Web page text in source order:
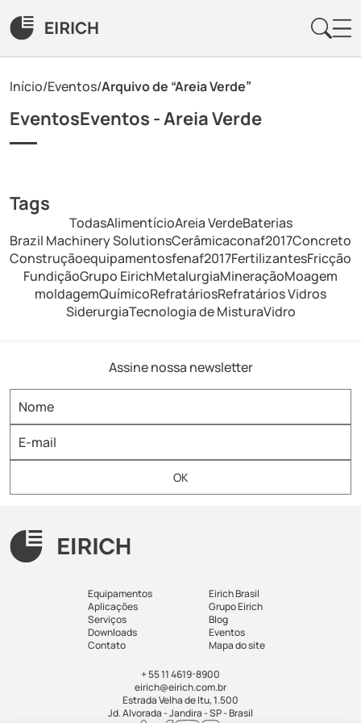
Início/Eventos/Arquivo de “Areia Verde”
EventosEventos -Areia Verde
Tags
TodasAlimentícioAreia VerdeBaterias
Brazil Machinery SolutionsCerâmicaconaf2017Concreto
Construçãoequipamentosfenaf2017FertilizantesFricção
FundiçãoGrupo EirichMetalurgiaMineraçãoMoagem
moldagemQuímicoRefratáriosRefratários Vidros
SiderurgiaTecnologia de MisturaVidro
Assine nossa newsletter
+ 55 11 4619-8900
eirich@eirich.com.br
Estrada Velha de Itu, 1.500
Jd. Alvorada - Jandira - SP - Brasil
Equipamentos
Aplicações
Serviços
Downloads
Contato
Eirich Brasil
Grupo Eirich
Blog
Eventos
Mapa do site